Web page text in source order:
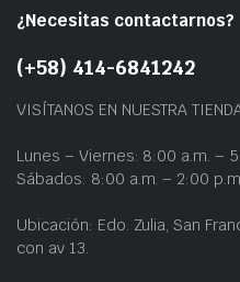
¿Necesitas contactarnos?
(+58) 414-6841242
VISÍTANOS EN NUESTRA
Lunes – Viernes: 8:00 a.m. –
Sábados: 8:00 a.m. – 2:00
Ubicación: Edo. Zulia, San
con av 13.